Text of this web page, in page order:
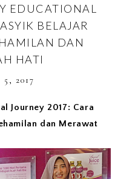
EDUCATIONAL
BELAJAR
DAN
HATI
2017
Journey 2017: Cara
dan Merawat